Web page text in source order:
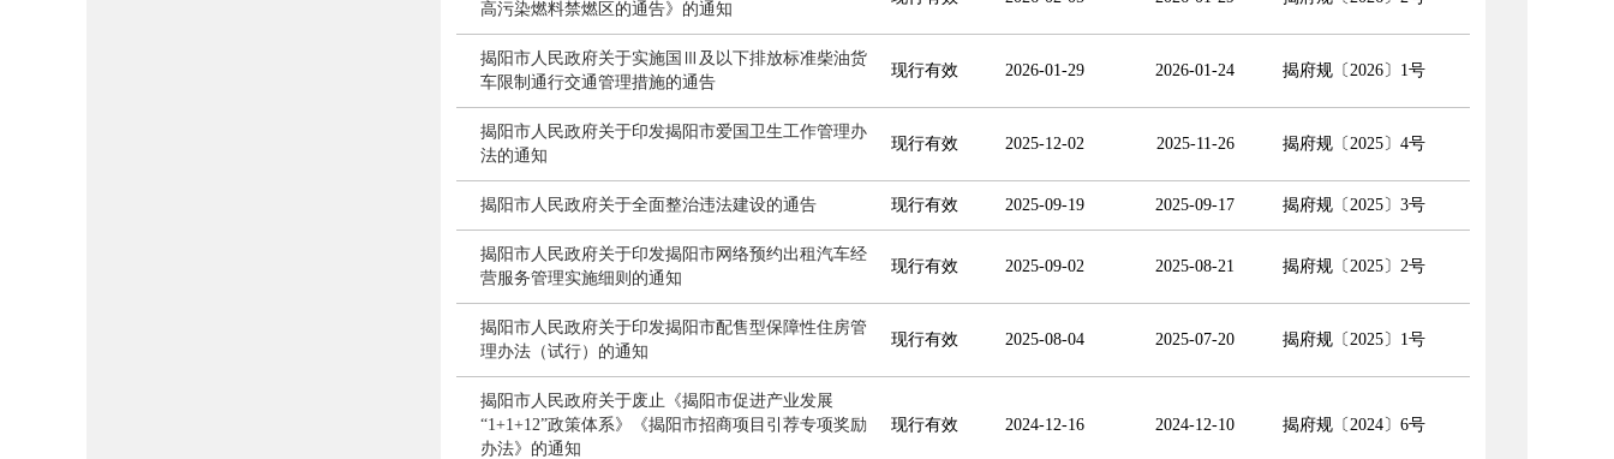
高污染燃料禁燃区的通告》的通知
揭阳市人民政府关于实施国Ⅲ及以下排放标准柴油货
车限制通行交通管理措施的通告
现行有效 2026-01-29 2026-01-24 揭府规〔2026〕1号
揭阳市人民政府关于印发揭阳市爱国卫生工作管理办
法的通知
现行有效 2025-12-02 2025-11-26 揭府规〔2025〕4号
揭阳市人民政府关于全面整治违法建设的通告 现行有效 2025-09-19 2025-09-17 揭府规〔2025〕3号
揭阳市人民政府关于印发揭阳市网络预约出租汽车经
营服务管理实施细则的通知
现行有效 2025-09-02 2025-08-21 揭府规〔2025〕2号
揭阳市人民政府关于印发揭阳市配售型保障性住房管
理办法（试行）的通知
现行有效 2025-08-04 2025-07-20 揭府规〔2025〕1号
揭阳市人民政府关于废止《揭阳市促进产业发展
“1+1+12”政策体系》《揭阳市招商项目引荐专项奖励
办法》的通知
现行有效 2024-12-16 2024-12-10 揭府规〔2024〕6号